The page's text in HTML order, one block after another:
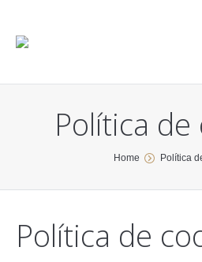
Política de
Home Política
Política de